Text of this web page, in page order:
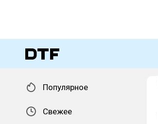
Популярное
Свежее